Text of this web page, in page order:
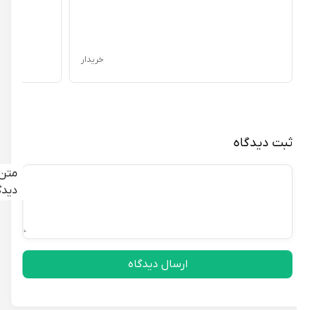
ثبت دیدگاه
متن
دیدگاه
ارسال دیدگاه
خریدار